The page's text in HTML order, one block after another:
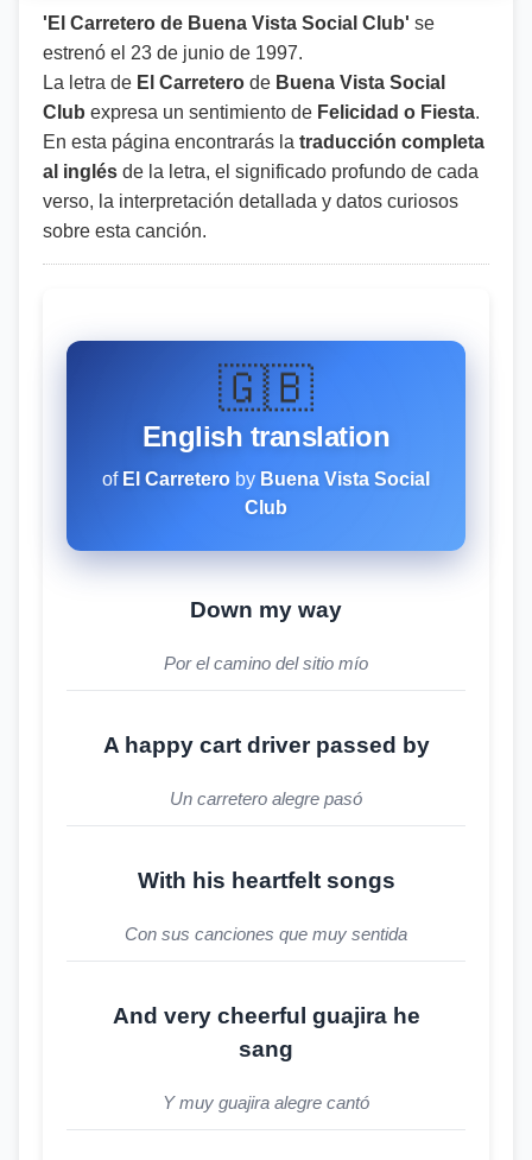
'El Carretero de Buena Vista Social Club' se
estrenó el 23 de junio de 1997.
La letra de El Carretero de Buena Vista Social
Club expresa un sentimiento de Felicidad o Fiesta.
En esta página encontrarás la traducción completa
al inglés de la letra, el significado profundo de cada
verso, la interpretación detallada y datos curiosos
sobre esta canción.
🇬🇧
English translation
of El Carretero by Buena Vista Social
Club
Down my way
Por el camino del sitio mío
A happy cart driver passed by
Un carretero alegre pasó
With his heartfelt songs
Con sus canciones que muy sentida
And very cheerful guajira he
sang
Y muy guajira alegre cantó